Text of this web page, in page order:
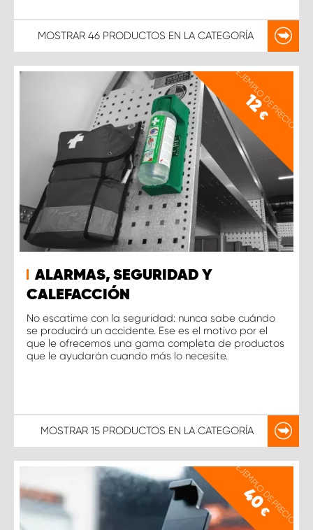
MOSTRAR 46 PRODUCTOS EN LA CATEGORÍA
EJEMPLO DE PRECIO
12
€
ALARMAS, SEGURIDAD Y
CALEFACCIÓN
No escatime con la seguridad: nunca sabe cuándo
se producirá un accidente. Ese es el motivo por el
que le ofrecemos una gama completa de productos
que le ayudarán cuando más lo necesite.
MOSTRAR 15 PRODUCTOS EN LA CATEGORÍA
EJEMPLO DE PRECIO
40
€